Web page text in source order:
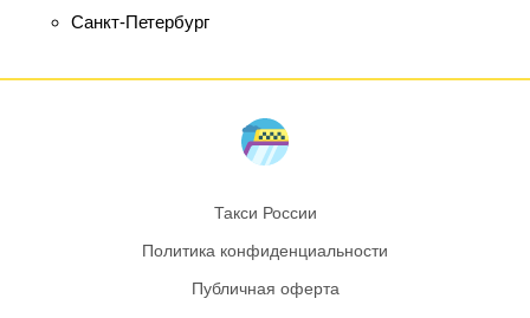
Санкт-Петербург
Такси России
Политика конфиденциальности
Публичная оферта